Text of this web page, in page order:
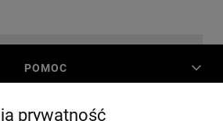
POMOC
MOJE KONTO
prywatność